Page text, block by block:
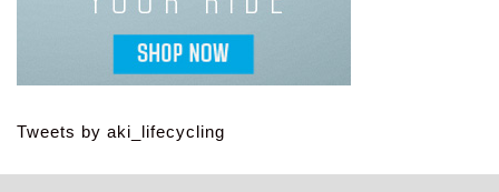
Tweets by aki_lifecycling